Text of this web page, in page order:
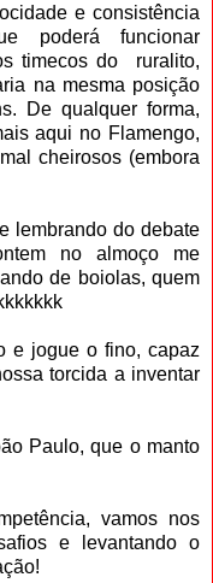
e consistência
poderá funcionar
timecos do ruralito,
na mesma posição
De qualquer forma,
aqui no Flamengo,
cheirosos (embora
lembrando do debate
no almoço me
de boiolas, quem
e jogue o fino, capaz
torcida a inventar
Paulo, que o manto
vamos nos
e levantando o